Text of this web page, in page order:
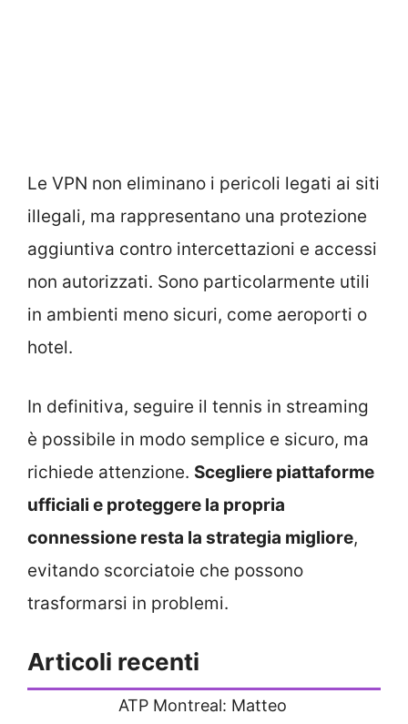
Le VPN non eliminano i pericoli legati ai siti
illegali, ma rappresentano una protezione
aggiuntiva contro intercettazioni e accessi
non autorizzati. Sono particolarmente utili
in ambienti meno sicuri, come aeroporti o
hotel.
In definitiva, seguire il tennis in streaming
è possibile in modo semplice e sicuro, ma
richiede attenzione. Scegliere piattaforme
ufficiali e proteggere la propria
connessione resta la strategia migliore,
evitando scorciatoie che possono
trasformarsi in problemi.
Articoli recenti
ATP Montreal: Matteo